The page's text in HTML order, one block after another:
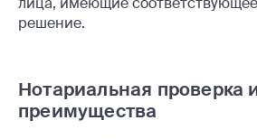
решение.
Нотариальная проверка
преимущества